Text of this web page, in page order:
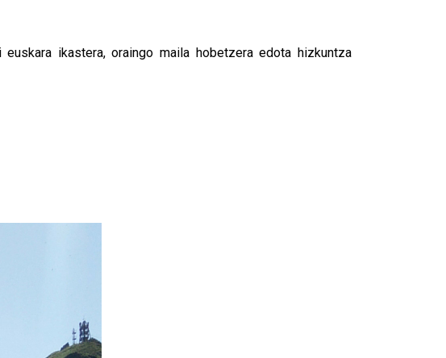
ikastera, oraingo maila hobetzera edota hizkuntza